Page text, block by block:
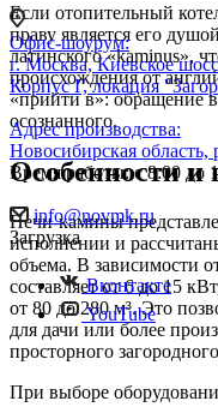
Офис-шоурум:
г. Москва, Киевское
Корпус Г, локация
Адрес производства:
Новосибирская
Время работы: с 8:00 до
info@novmk.ru
Загрузка
Вконтакте
YouTube
Если отопительный
праву является его
латинского «kaminus»,
происхождения от
«прийти в»: обращение
осознанного.
Особенности и
Печи-камины
исполнении и
объема. В зависимости
составляет от 6 до 15
от 80 до 280 м³. Это
для дачи или более
просторного
При выборе